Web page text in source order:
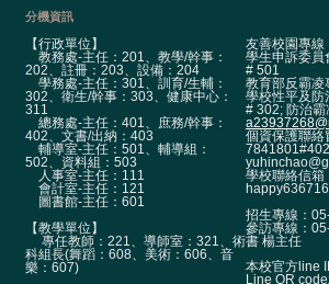
訊
課
程
計
英
說
展
能
分機資訊
【行政單位】
教務處-主任：201、教學/幹事：
202、註冊：203、設備：204
學務處-主任：301、訓育/生輔：
302、衛生/幹事：303、健康中心：
311
總務處-主任：401、庶務/幹事：
402、文書/出納：403
輔導室-主任：501、輔導組：
502、資料組：503
人事室-主任：111
會計室-主任：121
圖書館-主任：601
【教學單位】
專任教師：221、導師室：321、術
科組長(舞蹈：608、美術：606、音
樂：607)
友善校園專
學生申訴委
# 501
教育部反霸凌
學校性平及
# 302; 防治霸
個資保護聯絡
7841801#402
學校聯絡信箱
招生專線：
參訪專線：
書 楊主任
本校官方line
Line QR